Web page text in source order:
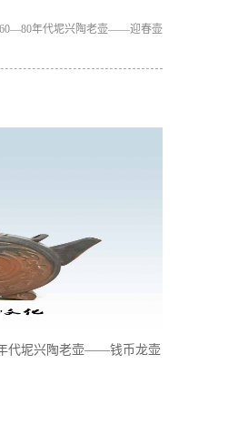
年代坭兴陶老壶——迎春壶
代坭兴陶老壶——钱币龙壶